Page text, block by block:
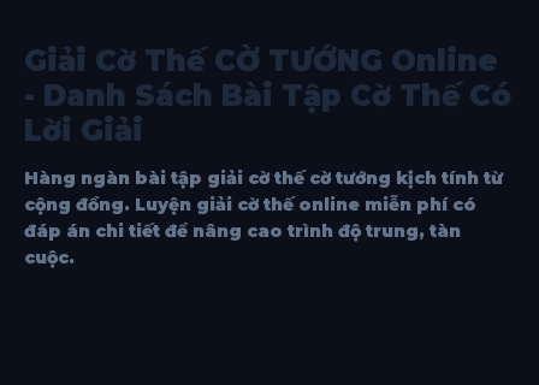
Giải Cờ Thế CỜ TƯỚNG Online
- Danh Sách Bài Tập Cờ Thế Có
Lời Giải
Hàng ngàn bài tập giải cờ thế cờ tướng kịch tính từ
cộng đồng. Luyện giải cờ thế online miễn phí có
đáp án chi tiết để nâng cao trình độ trung, tàn
cuộc.